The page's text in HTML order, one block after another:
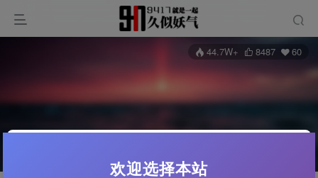
44.7W+ 8487 60
欢迎选择本站